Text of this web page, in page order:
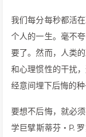
我们每分每秒都活
个人的一生。毫不
要了。然而，人类
和心理惯性的干扰
经意间埋下后悔的种
要想不后悔，就必
学巨擘斯蒂芬・P.